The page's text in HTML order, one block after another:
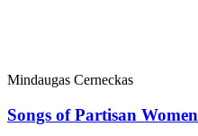
Mindaugas Cerneckas
Songs of Partisan Women